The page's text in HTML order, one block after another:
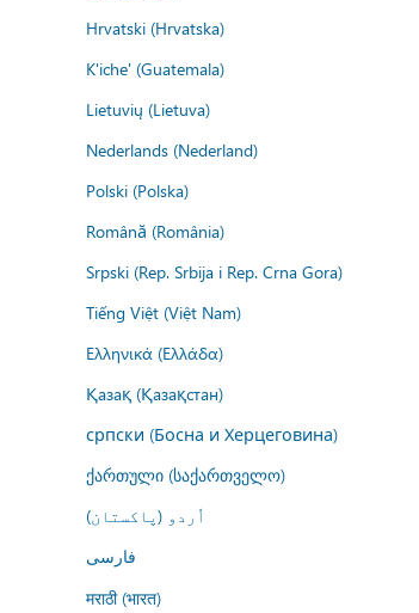
Hrvatski (Hrvatska)
K'iche' (Guatemala)
Lietuvių (Lietuva)
Nederlands (Nederland)
Polski (Polska)
Română (România)
Srpski (Rep. Srbija i Rep. Crna Gora)
Tiếng Việt (Việt Nam)
Ελληνικά (Ελλάδα)
Қазақ (Қазақстан)
српски (Босна и Херцеговина)
ქართული (საქართველო)
اُردو (پاکستان)
فارسى
मराठी (भारत)